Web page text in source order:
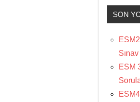
SON
ESM